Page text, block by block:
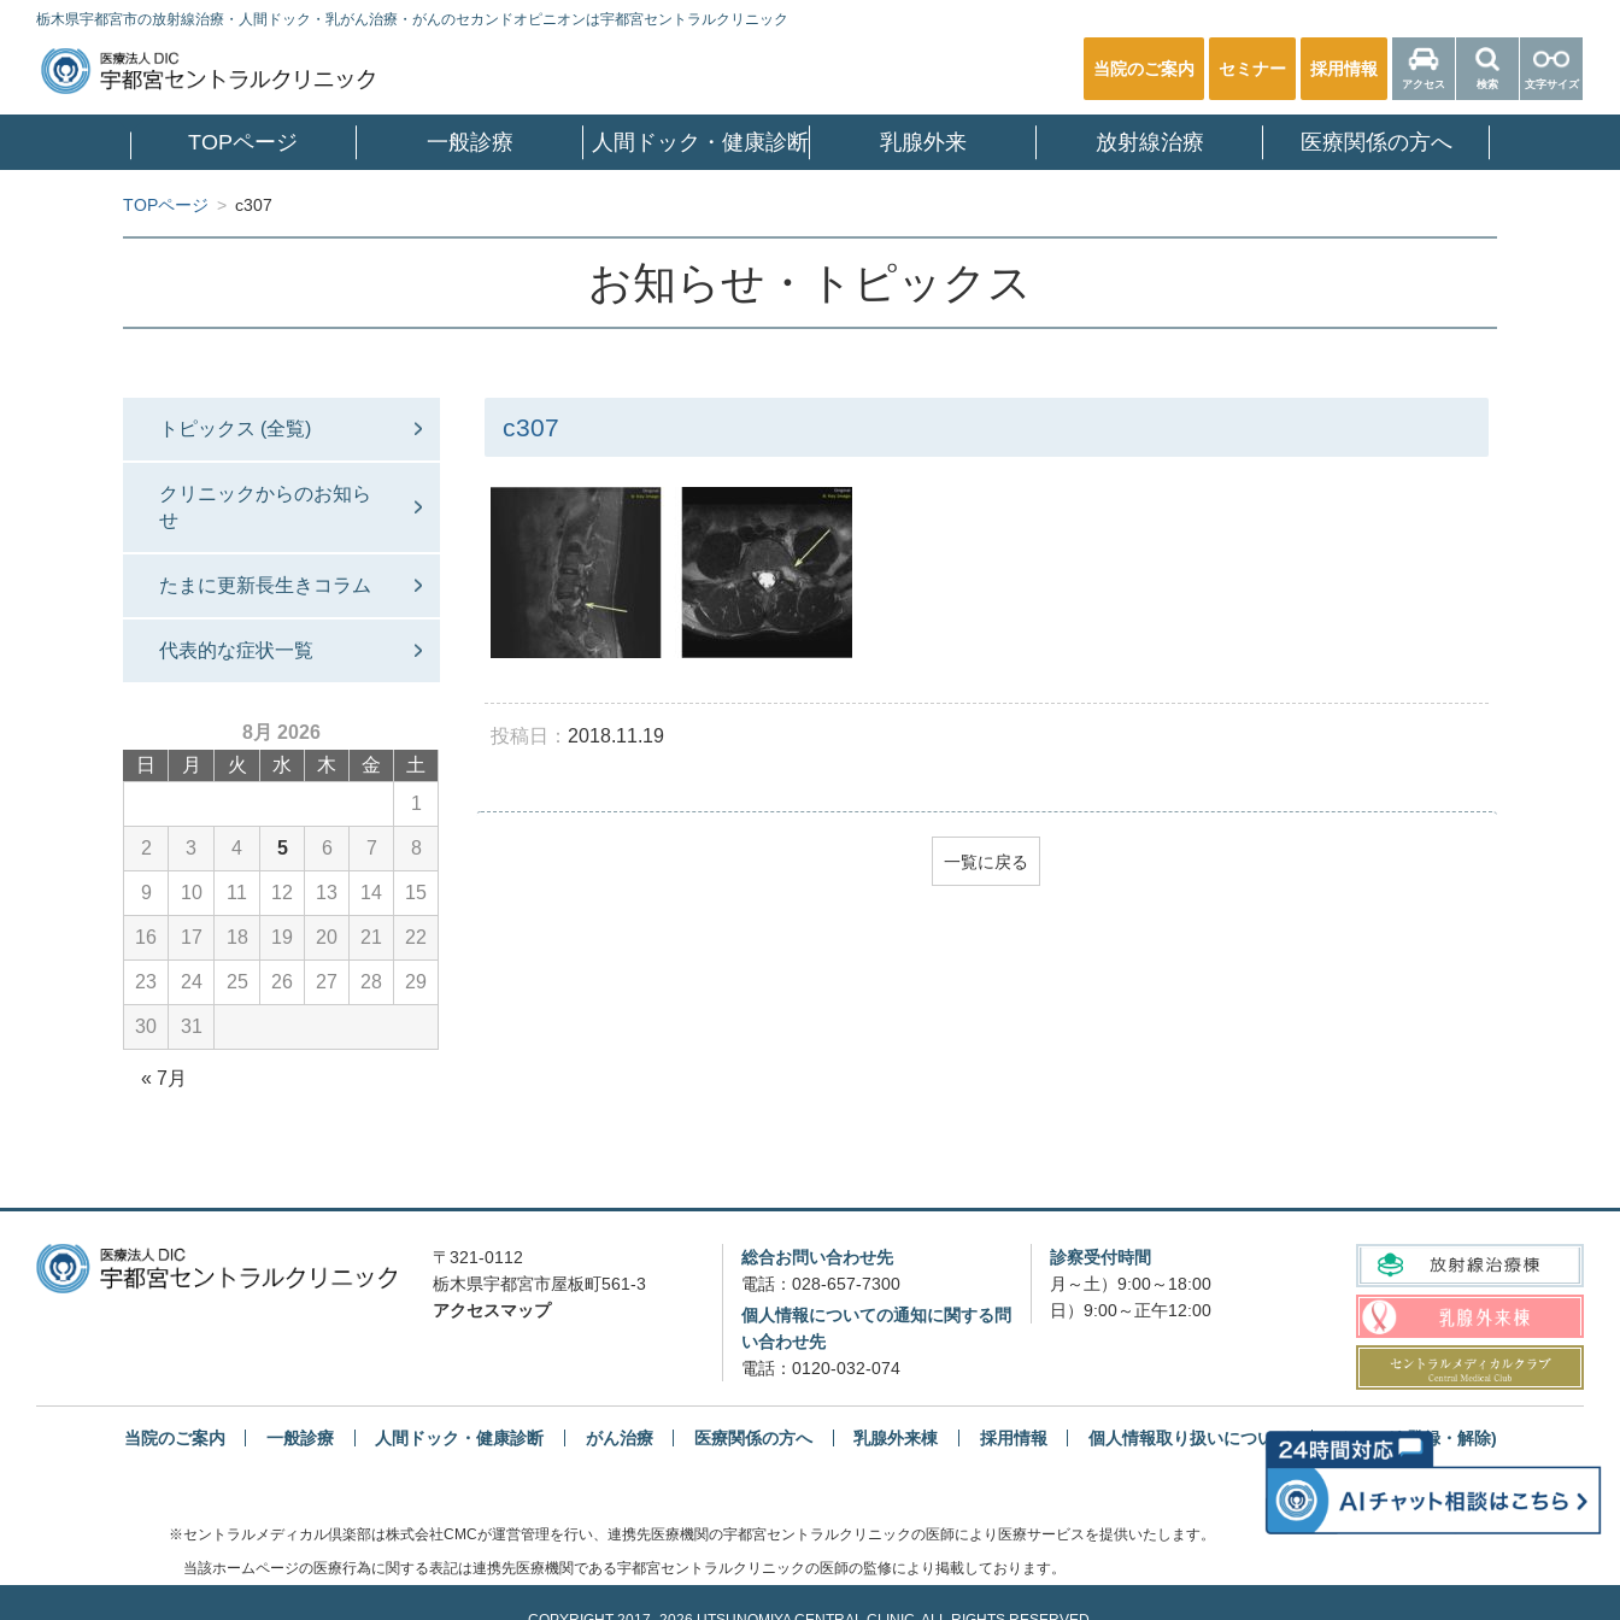
栃木県宇都宮市の放射線治療・人間ドック・乳がん治療・がんのセカンドオピニオンは宇都宮セントラルクリニック
当院のご案内 セミナー 採用情報
アクセス 検索 文字サイズ
TOPページ 一般診療 人間ドック・健康診断 乳腺外来 放射線治療 医療関係の方へ
TOPページ > c307
お知らせ・トピックス
c307
投稿日： 2018.11.19
一覧に戻る
トピックス (全覧)
クリニックからのお知ら
せ
たまに更新長生きコラム
代表的な症状一覧
8月 2026
日
月 火 水 木 金 土
« 7月
1
2 3 4 5 6 7 8
9 10 11 12 13 14 15
16 17 18 19 20 21 22
23 24 25 26 27 28 29
30 31
〒321-0112
栃木県宇都宮市屋板町561-3
アクセスマップ
総合お問い合わせ先
電話： 028-657-7300
個人情報についての通知に関する問
い合わせ先
電話： 0120-032-074
診察受付時間
月～土）9:00～18:00
日）9:00～正午12:00
当院のご案内 一般診療 人間ドック・健康診断 がん治療 医療関係の方へ 乳腺外来棟 採用情報 個人情報取り扱いについて メルマガ(登録・解除)
※セントラルメディカル倶楽部は株式会社CMCが運営管理を行い、連携先医療機関の宇都宮セントラルクリニックの医師により医療サービスを提供いたします。
当該ホームページの医療行為に関する表記は連携先医療機関である宇都宮セントラルクリニックの医師の監修により掲載しております。